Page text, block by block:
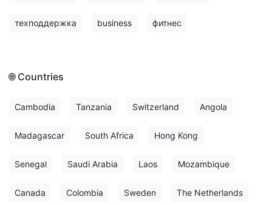
техподдержка business фитнес
🌐 Countries
Cambodia Tanzania Switzerland Angola
Madagascar South Africa Hong Kong
Senegal Saudi Arabia Laos Mozambique
Canada Colombia Sweden The Netherlands